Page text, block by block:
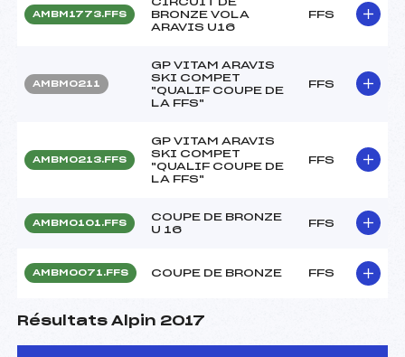
AMBM1773.FFS
BRONZE VOLA
ARAVIS U16
FFS
AMBM0211
GP VITAM ARAVIS
SKI COMPET
"QUALIF COUPE DE
LA FFS"
FFS
AMBM0213.FFS
GP VITAM ARAVIS
SKI COMPET
"QUALIF COUPE DE
LA FFS"
FFS
AMBM0101.FFS
COUPE DE BRONZE
U 16
FFS
AMBM0071.FFS COUPE DE BRONZE FFS
Résultats Alpin 2017